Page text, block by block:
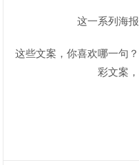
这一系列海
这些文案，你喜欢哪一句
彩文案